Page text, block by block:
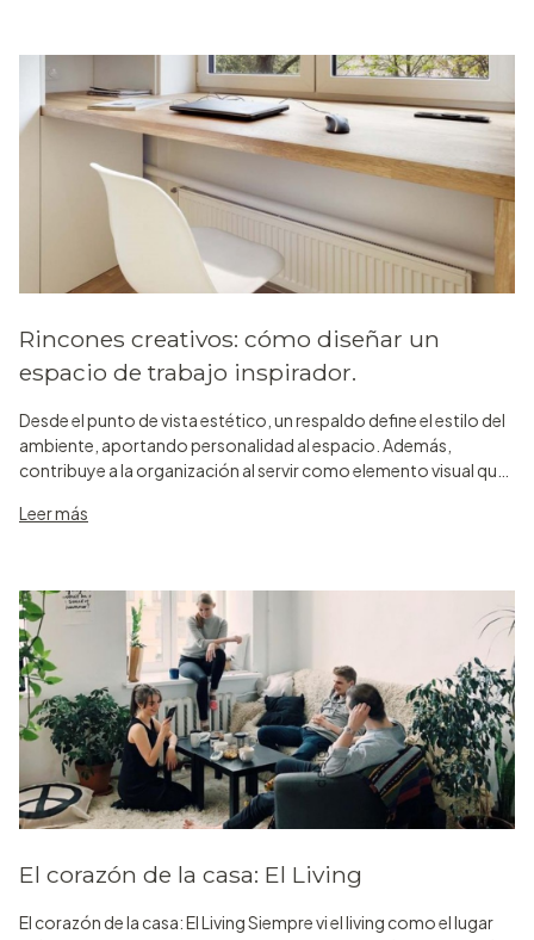
Rincones creativos: cómo diseñar un
espacio de trabajo inspirador.
Desde el punto de vista estético, un respaldo define el estilo del
ambiente, aportando personalidad al espacio. Además,
contribuye a la organización al servir como elemento visual que
otros mu
Leer más
El corazón de la casa: El Living
El corazón de la casa: El Living Siempre vi el living como el lugar